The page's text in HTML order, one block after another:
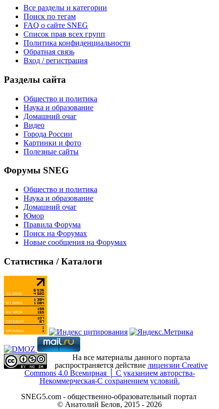
Все разделы и категории
Поиск по тегам
FAQ о сайте SNEG
Список прав всех групп
Политика конфиденциальности
Обратная связь
Вход / регистрация
Разделы сайта
Общество и политика
Наука и образование
Домашний очаг
Видео
Города России
Картинки и фото
Полезные сайты
Форумы SNEG
Общество и политика
Наука и образование
Домашний очаг
Юмор
Правила Форума
Поиск на Форумах
Новые сообщения на Форумах
Статистика / Каталоги
На все материалы данного портала
распространяется действие лицензии Creative
Commons 4.0 Всемирная │ С указанием авторства-
Некоммерческая-С сохранением условий.
SNEG5.com - общественно-образовательный портал
© Анатолий Белов, 2015 - 2026